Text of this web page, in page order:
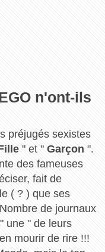
n'ont-ils
préjugés sexistes
" et "Garçon ".
des fameuses
fait de
( ? ) que ses
de journaux
une " de leurs
mourir de rire !!!